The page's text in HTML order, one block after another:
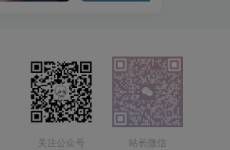
关注公众号 站长微信